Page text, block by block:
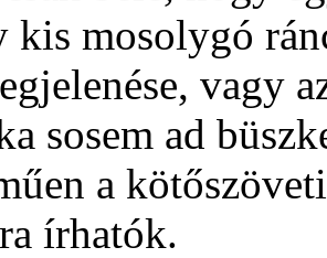
kis mosolygó
vagy
sosem ad
a
írhatók.